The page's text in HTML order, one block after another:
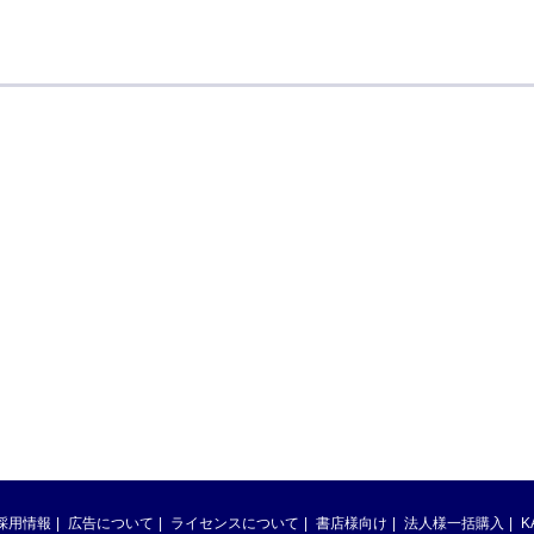
用情報 広告について ライセンスについて 書店様向け 法人様一括購入